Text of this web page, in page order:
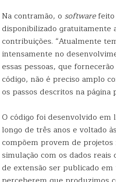
Na contramão, o software
disponibilizado gratuitamente
contribuições. “Atualmente
intensamente no
essas pessoas, que
código, não é preciso amplo
os passos descritos na
O código foi desenvolvido em
longo de três anos e voltado
compõem provem de
simulação com os dados
de extensão ser publicado